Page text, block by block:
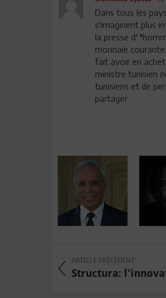
Dans tous les
s'imaginent plus
la presse d'
monnaie
fait avoir en
ministre tunisien
tunisiens et de
partager.
ARTICLE PRÉCÉDENT
Structura: